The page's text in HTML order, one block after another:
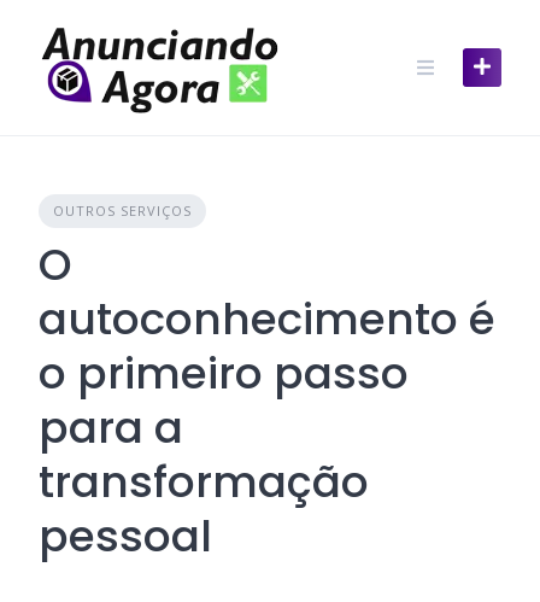
OUTROS SERVIÇOS
O
autoconhecimento é
o primeiro passo
para a
transformação
pessoal